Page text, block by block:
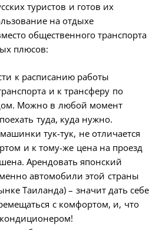
туристов и готов их
на отдыхе
общественного транспорта
плюсов:
к расписанию работы
и к трансферу по
Можно в любой момент
туда, куда нужно.
тук-тук, не отличается
и к тому-же цена на проезд
Арендовать японский
автомобили этой страны
Таиланда) – значит дать себе
с комфортом, и, что